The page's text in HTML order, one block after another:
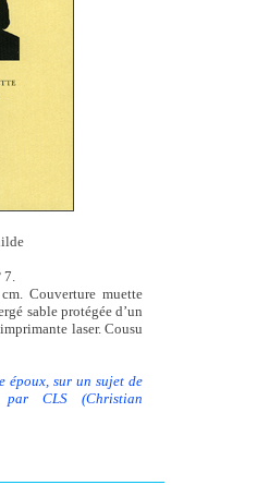
7.
Couverture muette
sable protégée d’un
laser. Cousu
époux, sur un sujet de
CLS (Christian